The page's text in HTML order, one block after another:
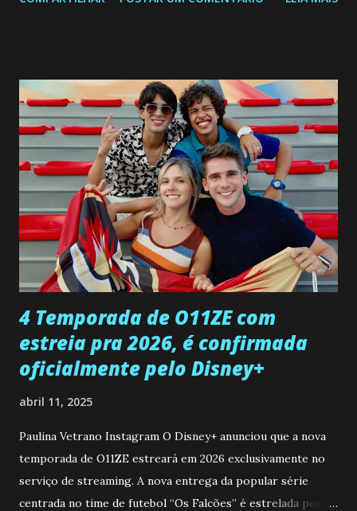
a Programação Semanal do SBT de 08/06/26 a 14/06/26
confessa a Gabriel que ele demonstrou ser o tipo de
pessoa que ela tanto desejou durante toda a vida. Camila
entra no quarto de Gabriel e imagina como seria o
encontro deles, quando conseguir seduzi-lo. Manuel avisa a
Paula sobre a suposta infidelidade de Gabriel com Joana.
Rogerio consegue se livrar de todas as suspeitas pelo
desaparecimento de Francisco, apontando que ele poderia
ter sido vítima da fúria de Gabriel. Artur informa a Gabriel
que a clínica inseminou por engano outra paciente, que está
...
4 Temporada de O11ZE com
estreia pra 2026, é confirmada
oficialmente pelo Disney+
abril 11, 2025
Paulina Vetrano Instagram O Disney+ anunciou que a nova
temporada de O11ZE estreará em 2026 exclusivamente no
serviço de streaming. A nova entrega da popular série
centrada no time de futebol “Os Falcões” é estrelada por